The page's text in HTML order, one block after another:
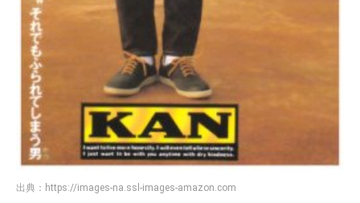
出典： https://images-na.ssl-images-amazon.com